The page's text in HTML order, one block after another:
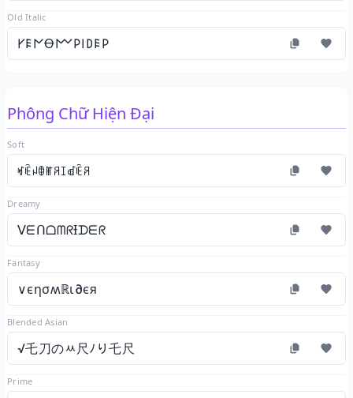
Old Italic
𐌖𐌄𐌍Ꝋ𐌌𐌓𐌉𐌃𐌄𐌓
Phông Chữ Hiện Đại
Soft
ꏝꍟꈤꂦꂵꋪꀤꀷꍟꋪ
Dreamy
ᐯᗴᑎᗝᗰᖇƗᗪᗴᖇ
Fantasy
∨єησʍℝι∂єя
Blended Asian
√乇刀のﾶ尺ﾉり乇尺
Prime